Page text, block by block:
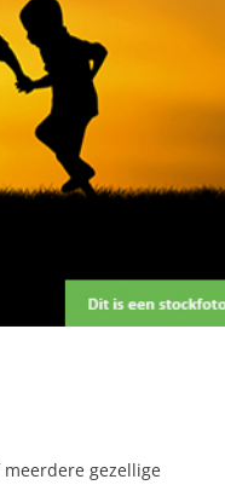
gezellige